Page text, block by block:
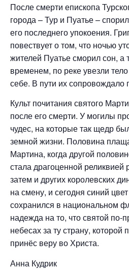
После смерти епископа
города – Тур и Пуатье –
его последнего упокоения.
повествует о том, что ночью
жителей Пуатье сморил сон, а
временем, по реке увезли
себе. В пути их сопровождало
Культ почитания святого
после его смерти. У могилы
чудес, на которые так щедр
земной жизни. Половина
Мартина, когда другой
стала драгоценной
затем и других королевских
на смену, и сегодня синий
сохранился в национальном
надежда на то, что святой по-
небесах за ту страну, которой
принёс веру во Христа.
Анна Кудрик